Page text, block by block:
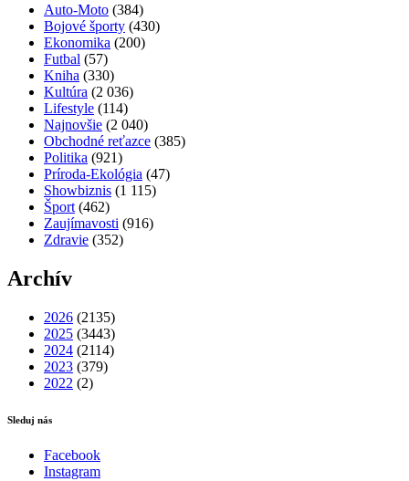
Auto-Moto (384)
Bojové športy (430)
Ekonomika (200)
Futbal (57)
Kniha (330)
Kultúra (2 036)
Lifestyle (114)
Najnovšie (2 040)
Obchodné reťazce (385)
Politika (921)
Príroda-Ekológia (47)
Showbiznis (1 115)
Šport (462)
Zaujímavosti (916)
Zdravie (352)
Archív
2026 (2135)
2025 (3443)
2024 (2114)
2023 (379)
2022 (2)
Sleduj nás
Facebook
Instagram